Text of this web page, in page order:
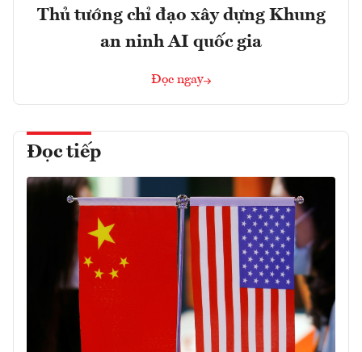
Thủ tướng chỉ đạo xây dựng Khung
an ninh AI quốc gia
Đọc ngay
Đọc tiếp